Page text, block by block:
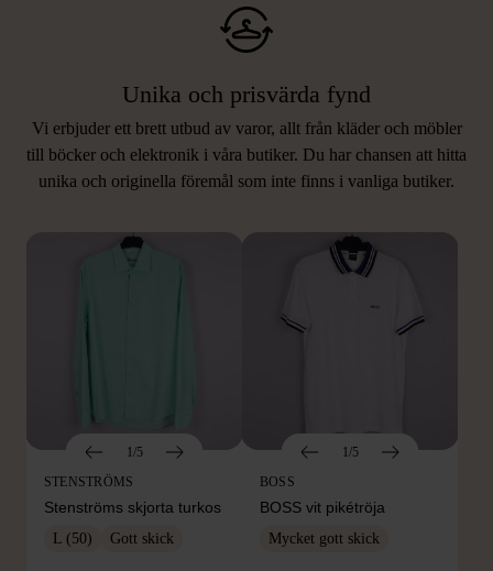
Unika och prisvärda fynd
Vi erbjuder ett brett utbud av varor, allt från kläder och möbler
till böcker och elektronik i våra butiker. Du har chansen att hitta
unika och originella föremål som inte finns i vanliga butiker.
LIKNANDE PRODUKTER
Hitta produkter som påminner om denna
1/5
STENSTRÖMS
Stenströms skjorta turkos
L (50) Gott skick
1/5
BOSS
BOSS vit pikétröja
Mycket gott skick